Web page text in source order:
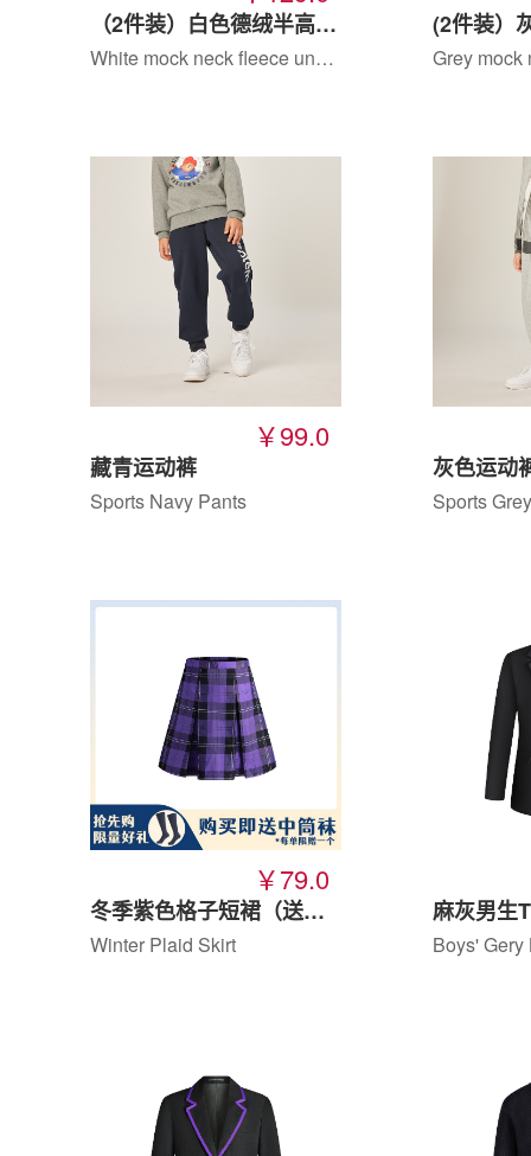
（2件装）白色德绒半高领打底衫
White mock neck fleece undershirt
￥99.0
藏青运动裤
Sports Navy Pants
灰色运动
Sports
￥79.0
冬季紫色格子短裙（送中筒袜）
Winter Plaid Skirt
麻灰男生
Boys' Gery